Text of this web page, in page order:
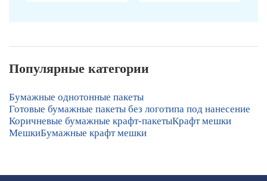
Популярные категории
Бумажные однотонные пакеты
Готовые бумажные пакеты без логотипа под нанесение
Коричневые бумажные крафт-пакетыКрафт мешки
МешкиБумажные крафт мешки